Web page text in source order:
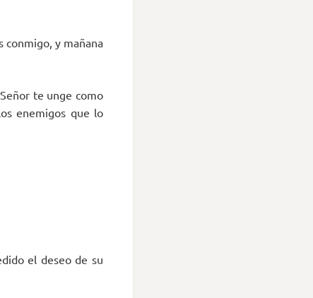
conmigo, y mañana
te unge como
enemigos que lo
el deseo de su